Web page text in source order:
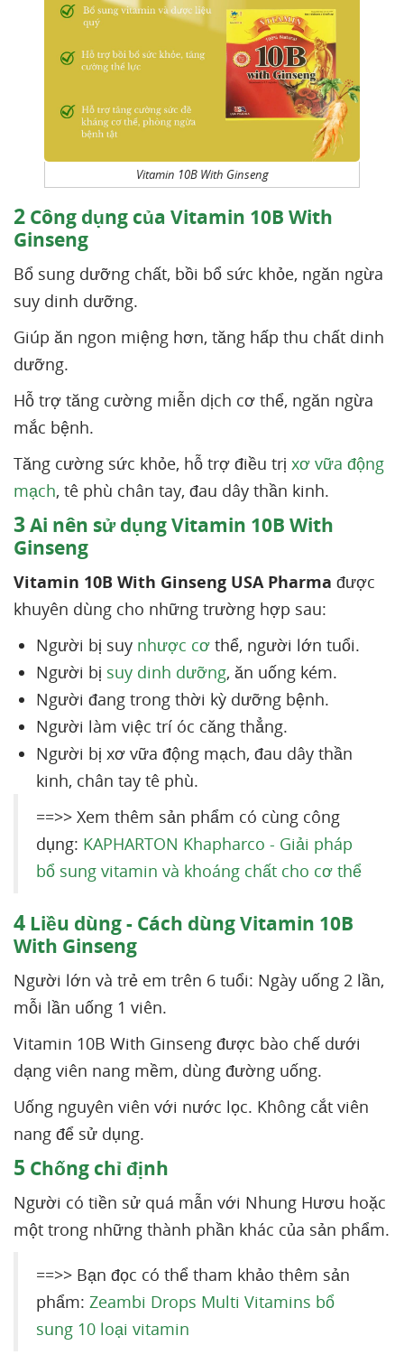
Vitamin 10B With Ginseng
2 Công dụng của Vitamin 10B With
Ginseng
Bổ sung dưỡng chất, bồi bổ sức khỏe, ngăn ngừa
suy dinh dưỡng.
Giúp ăn ngon miệng hơn, tăng hấp thu chất dinh
dưỡng.
Hỗ trợ tăng cường miễn dịch cơ thể, ngăn ngừa
mắc bệnh.
Tăng cường sức khỏe, hỗ trợ điều trị xơ vữa động
mạch, tê phù chân tay, đau dây thần kinh.
3Ai nên sử dụng Vitamin 10B With
Ginseng
Vitamin 10B With Ginseng USA Pharma được
khuyên dùng cho những trường hợp sau:
Người bị suy nhược cơ thể, người lớn tuổi.
Người bị suy dinh dưỡng, ăn uống kém.
Người đang trong thời kỳ dưỡng bệnh.
Người làm việc trí óc căng thẳng.
Người bị xơ vữa động mạch, đau dây thần
kinh, chân tay tê phù.
==>> Xem thêm sản phẩm có cùng công
dụng: KAPHARTON Khapharco - Giải pháp
bổ sung vitamin và khoáng chất cho cơ thể
4 Liều dùng - Cách dùng Vitamin 10B
With Ginseng
Người lớn và trẻ em trên 6 tuổi: Ngày uống 2 lần,
mỗi lần uống 1 viên.
Vitamin 10B With Ginseng được bào chế dưới
dạng viên nang mềm, dùng đường uống.
Uống nguyên viên với nước lọc. Không cắt viên
nang để sử dụng.
5 Chống chỉ định
Người có tiền sử quá mẫn với Nhung Hươu hoặc
một trong những thành phần khác của sản phẩm.
==>> Bạn đọc có thể tham khảo thêm sản
phẩm: Zeambi Drops Multi Vitamins bổ
sung 10 loại vitamin